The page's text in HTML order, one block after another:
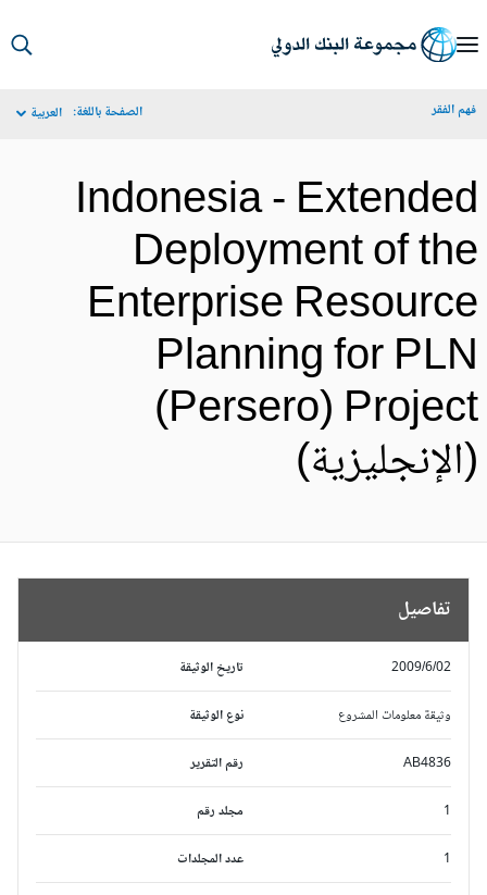
الفقر الصفحة باللغة: العربية
Indonesia -
Deployment of
Enterprise
Planning for
(Persero)
تفاصيل
تاريخ الوثيقة 2009/6/02
نوع الوثيقة وثيقة معلومات المشروع
رقم التقرير AB4836
مجلد رقم
عدد المجلدات